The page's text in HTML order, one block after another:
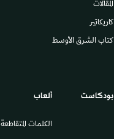
المقالات
كاريكاتير
كتاب الشرق الأوسط
بودكاست ألعاب
الكلمات المتقاطعة